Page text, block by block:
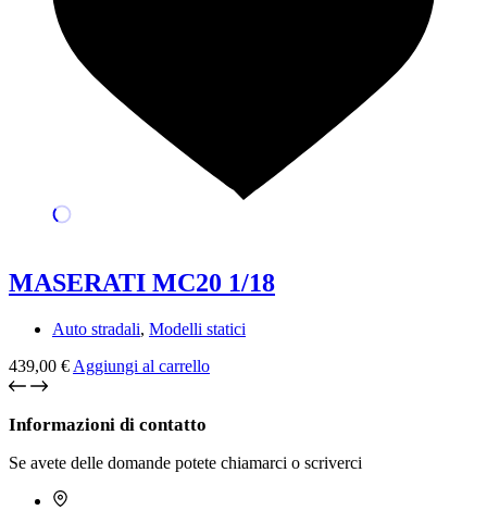
MASERATI MC20 1/18
Auto stradali, Modelli statici
439,00 € Aggiungi al carrello
Informazioni di contatto
Se avete delle domande potete chiamarci o scriverci